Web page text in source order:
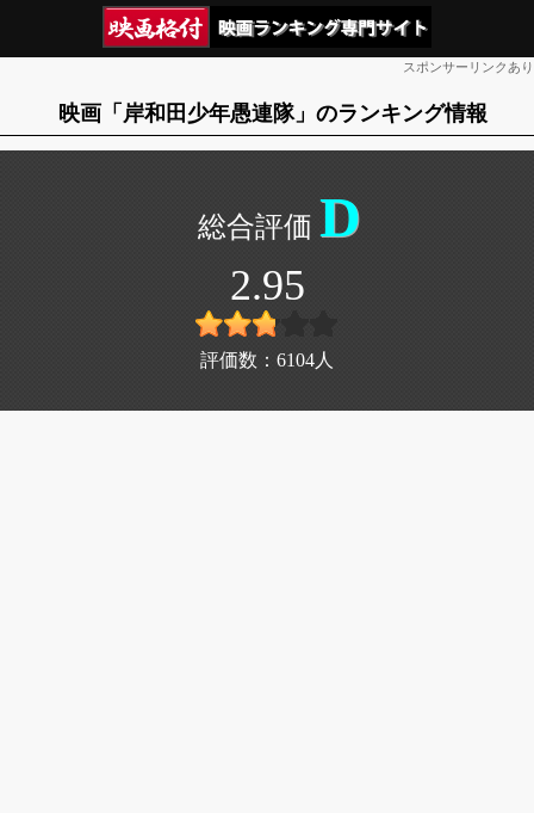
スポンサーリンクあり
映画「岸和田少年愚連隊」のランキング情報
D
2.95
評価数： 6104 人